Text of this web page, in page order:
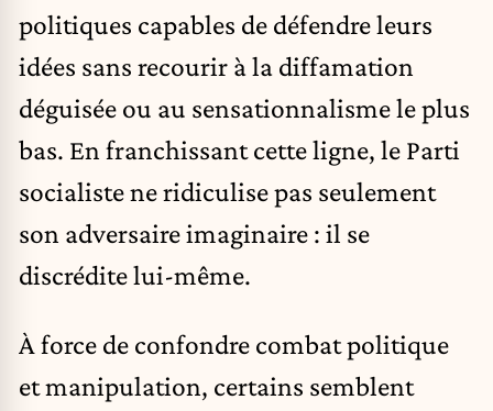
politiques capables de défendre leurs
idées sans recourir à la diffamation
déguisée ou au sensationnalisme le plus
bas. En franchissant cette ligne, le Parti
socialiste ne ridiculise pas seulement
son adversaire imaginaire : il se
discrédite lui-même.
À force de confondre combat politique
et manipulation, certains semblent